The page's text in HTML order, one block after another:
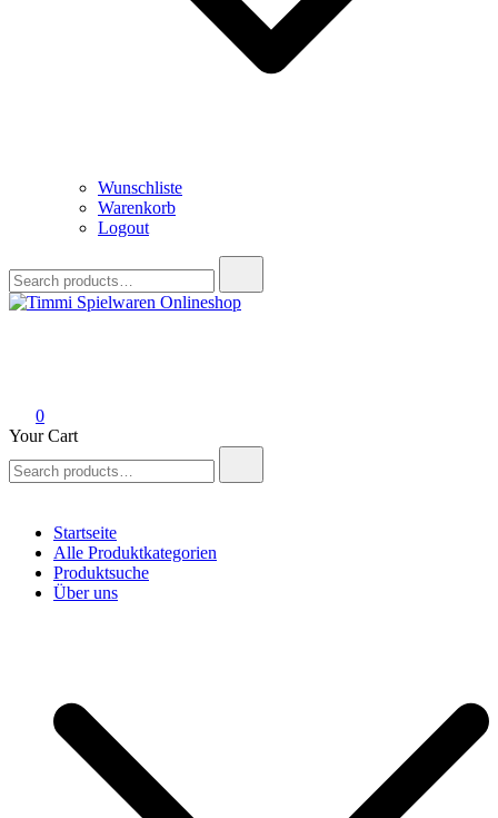
Wunschliste
Warenkorb
Logout
for:
0
Your Cart
for:
Startseite
Alle Produktkategorien
Produktsuche
Über uns